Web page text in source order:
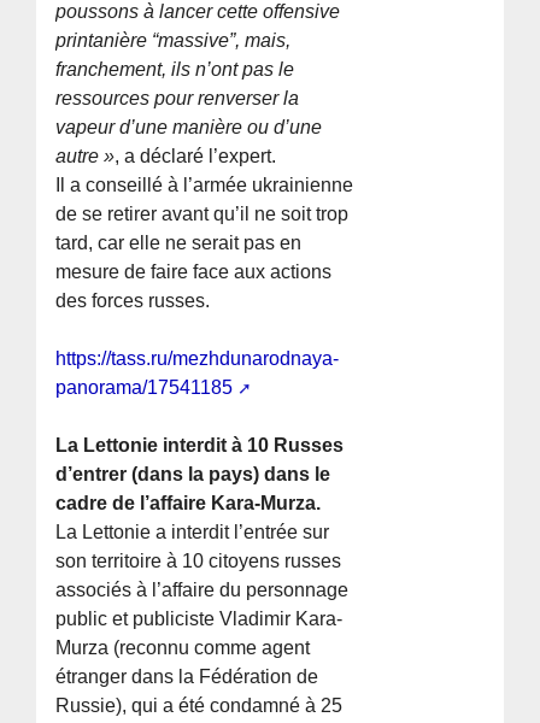
poussons à lancer cette offensive
printanière “massive”, mais,
franchement, ils n’ont pas le
ressources pour renverser la
vapeur d’une manière ou d’une
autre », a déclaré l’expert.
Il a conseillé à l’armée ukrainienne
de se retirer avant qu’il ne soit trop
tard, car elle ne serait pas en
mesure de faire face aux actions
des forces russes.
https://tass.ru/mezhdunarodnaya-
panorama/17541185
La Lettonie interdit à 10 Russes
d’entrer (dans la pays) dans le
cadre de l’affaire Kara-Murza.
La Lettonie a interdit l’entrée sur
son territoire à 10 citoyens russes
associés à l’affaire du personnage
public et publiciste Vladimir Kara-
Murza (reconnu comme agent
étranger dans la Fédération de
Russie), qui a été condamné à 25